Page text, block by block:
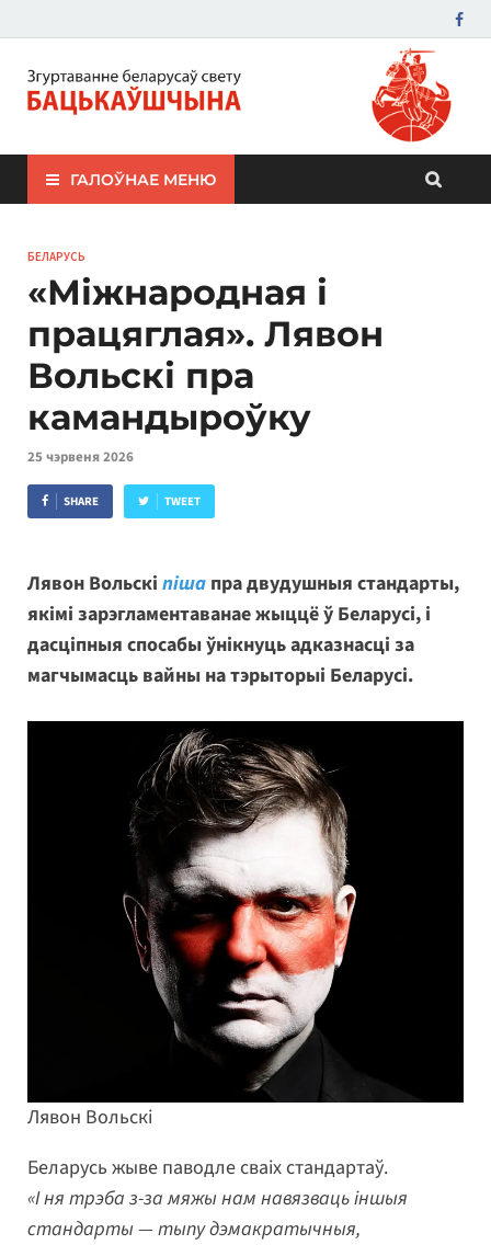
ЗБС "Бацькаўшчына"
ГАЛОЎНАЕ МЕНЮ
БЕЛАРУСЬ
«Міжнародная і
працяглая». Лявон
Вольскі пра
камандыроўку
25 чэрвеня 2026
SHARE TWEET
Лявон Вольскі піша пра двудушныя стандарты,
якімі зарэгламентаванае жыццё ў Беларусі, і
дасціпныя спосабы ўнікнуць адказнасці за
магчымасць вайны на тэрыторыі Беларусі.
Лявон Вольскі
Беларусь жыве паводле сваіх стандартаў.
«І ня трэба з-за мяжы нам навязваць іншыя
стандарты — тыпу дэмакратычныя,